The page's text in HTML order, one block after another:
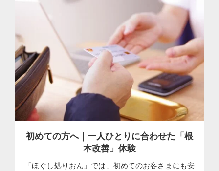
初めての方へ｜一人ひとりに合わせた「根
本改善」体験
「ほぐし処りおん」では、初めてのお客さまにも安